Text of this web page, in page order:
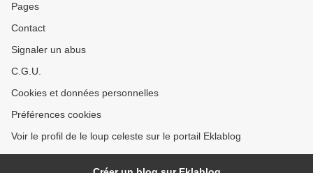
Pages
Contact
Signaler un abus
C.G.U.
Cookies et données personnelles
Préférences cookies
Voir le profil de le loup celeste sur le portail Eklablog